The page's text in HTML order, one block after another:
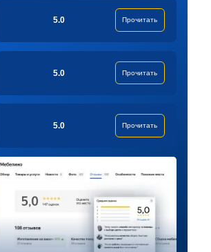
5.0 Прочитать
5.0 Прочитать
5.0 Прочитать